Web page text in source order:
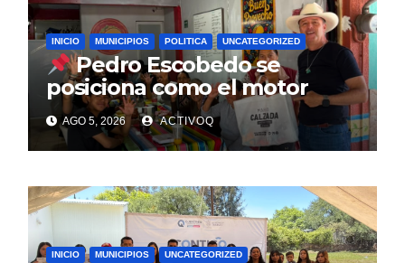
INICIO MUNICIPIOS POLITICA UNCATEGORIZED
Pedro Escobedo se
posiciona como el motor
estratégico para la
reconstrucción del PRI: Mario
Calzada
AGO 5, 2026 ACTIVOQ
INICIO MUNICIPIOS UNCATEGORIZED